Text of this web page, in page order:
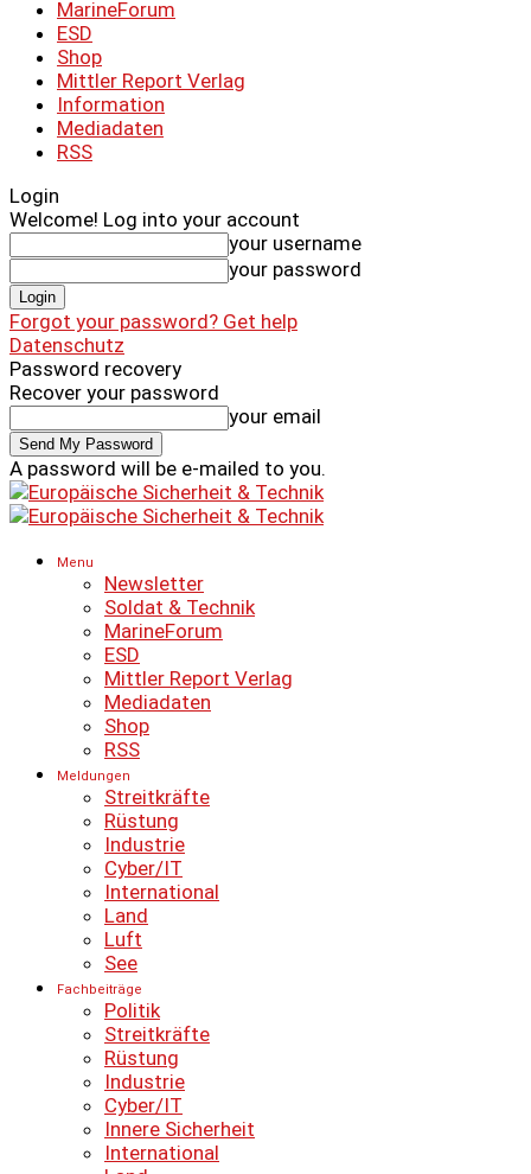
MarineForum
ESD
Shop
Mittler Report Verlag
Information
Mediadaten
RSS
Login
Welcome! Log into your account
your username
your password
Forgot your password? Get help
Datenschutz
Password recovery
Recover your password
your email
A password will be e-mailed to you.
Menu
Newsletter
Soldat & Technik
MarineForum
ESD
Mittler Report Verlag
Mediadaten
Shop
RSS
Meldungen
Streitkräfte
Rüstung
Industrie
Cyber/IT
International
Land
Luft
See
Fachbeiträge
Politik
Streitkräfte
Rüstung
Industrie
Cyber/IT
Innere Sicherheit
International